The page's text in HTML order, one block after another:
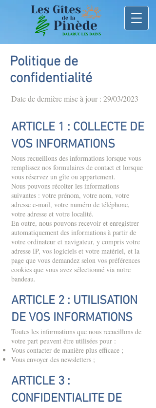
Politique de
confidentialité
Date de dernière mise à jour : 29/03/2023
ARTICLE 1 : COLLECTE DE
VOS INFORMATIONS​
Nous recueillons des informations lorsque vous
remplissez nos formulaires de contact et lorsque
vous réservez un gîte ou appartement.
Nous pouvons récolter les informations
suivantes : votre prénom, votre nom, votre
adresse e-mail, votre numéro de téléphone,
votre adresse et votre localité.
En outre, nous pouvons recevoir et enregistrer
automatiquement des informations à partir de
votre ordinateur et navigateur, y compris votre
adresse IP, vos logiciels et votre matériel, et la
page que vous demandez selon vos préférences
cookies que vous avez sélectionné via notre
bandeau.
ARTICLE 2 : UTILISATION
DE VOS INFORMATIONS
Toutes les informations que nous recueillons de
votre part peuvent être utilisées pour :
Vous contacter de manière plus efficace ;
Vous envoyer des newsletters ;
ARTICLE 3 :
CONFIDENTIALITE DE